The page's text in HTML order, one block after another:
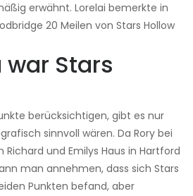
erwähnt. Lorelai bemerkte in
20 Meilen von Stars Hollow
Stars
berücksichtigen, gibt es nur
sinnvoll wären. Da Rory bei
Richard und Emilys Haus in Hartford
man annehmen, dass sich Stars
Punkten befand, aber